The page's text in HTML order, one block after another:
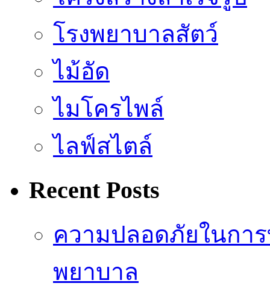
โรงพยาบาลสัตว์
ไม้อัด
ไมโครไพล์
ไลฟ์สไตล์
Recent Posts
ความปลอดภัยในกา
พยาบาล